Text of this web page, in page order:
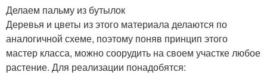
Метла из пластиковых
бутылок
Делаем пальму из бутылок
Деревья и цветы из этого материала делаются по
аналогичной схеме, поэтому поняв принцип этого
мастер класса, можно соорудить на своем участке любое
растение. Для реализации понадобятся: